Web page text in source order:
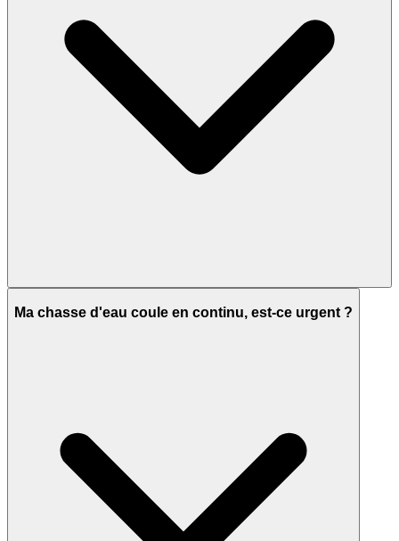
Ma chasse d'eau coule en continu, est-ce urgent ?